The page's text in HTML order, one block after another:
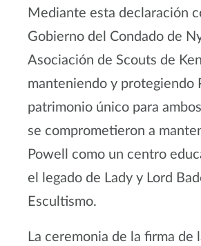
Mediante esta declaración
Gobierno del Condado de
Asociación de Scouts de
manteniendo y protegiendo
patrimonio único para
se comprometieron a
Powell como un centro
el legado de Lady y Lord
Escultismo.
La ceremonia de la firma